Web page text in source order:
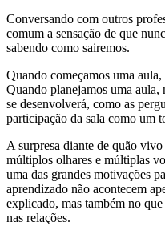
Conversando com outros
comum a sensação de que
sabendo como sairemos.
Quando começamos uma
Quando planejamos uma aula,
se desenvolverá, como as
participação da sala como um
A surpresa diante de quão
múltiplos olhares e múltiplas
uma das grandes motivações
aprendizado não acontecem
explicado, mas também no
nas relações.